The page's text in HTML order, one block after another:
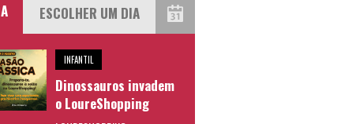
INFANTIL
Dinossauros invadem
o LoureShopping